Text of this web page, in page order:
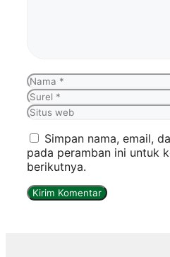
Nama
Simpan nama, email,
pada peramban ini untuk
berikutnya.